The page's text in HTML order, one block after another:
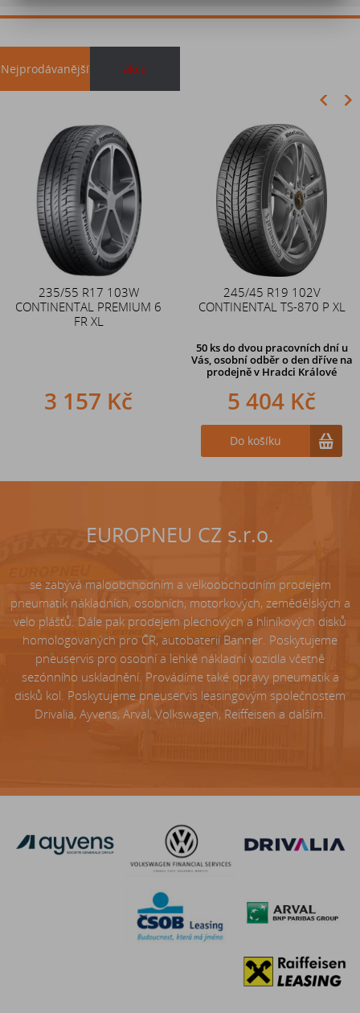
Nejprodávanější akce
235/55 R17 103W
CONTINENTAL PREMIUM 6
FR XL
3 157 Kč
245/45 R19 102V
CONTINENTAL TS-870 P XL
50 ks do dvou pracovních dní u
Vás, osobní odběr o den dřívena
prodejně v Hradci Králové
5 404 Kč
Do košíku
Duše 12x4 (4.00-4) kovový
zahnutý ventil TR87
242 Kč
Do košíku
EUROPNEU CZ s.r.o.
se zabývá maloobchodním a velkoobchodním prodejem
pneumatik nákladních, osobních, motorkových, zemědělských a
velo plášťů. Dále pak prodejem plechových a hliníkových disků
homologovaných pro ČR, autobaterií Banner. Poskytujeme
pneuservis pro osobní a lehké nákladní vozidla včetně
sezónního uskladnění. Provádíme také opravy pneumatik a
disků kol. Poskytujeme pneuservis leasingovým společnostem
Drivalia, Ayvens, Arval, Volkswagen, Reiffeisen a dalším.